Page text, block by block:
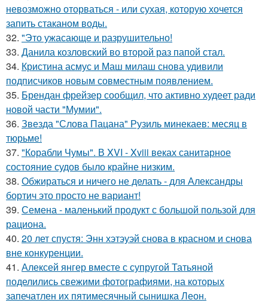
невозможно оторваться - или сухая, которую хочется
запить стаканом воды.
32. "Это ужасающе и разрушительно!
33. Данила козловский во второй раз папой стал.
34. Кристина асмус и Маш милаш снова удивили
подписчиков новым совместным появлением.
35. Брендан фрейзер сообщил, что активно худеет ради
новой части "Мумии".
36. Звезда "Слова Пацана" Рузиль минекаев: месяц в
тюрьме!
37. "Корабли Чумы". В XVI - Xviii веках санитарное
состояние судов было крайне низким.
38. Обжираться и ничего не делать - для Александры
бортич это просто не вариант!
39. Семена - маленький продукт с большой пользой для
рациона.
40. 20 лет спустя: Энн хэтэуэй снова в красном и снова
вне конкуренции.
41. Алексей янгер вместе с супругой Татьяной
поделились свежими фотографиями, на которых
запечатлен их пятимесячный сынишка Леон.